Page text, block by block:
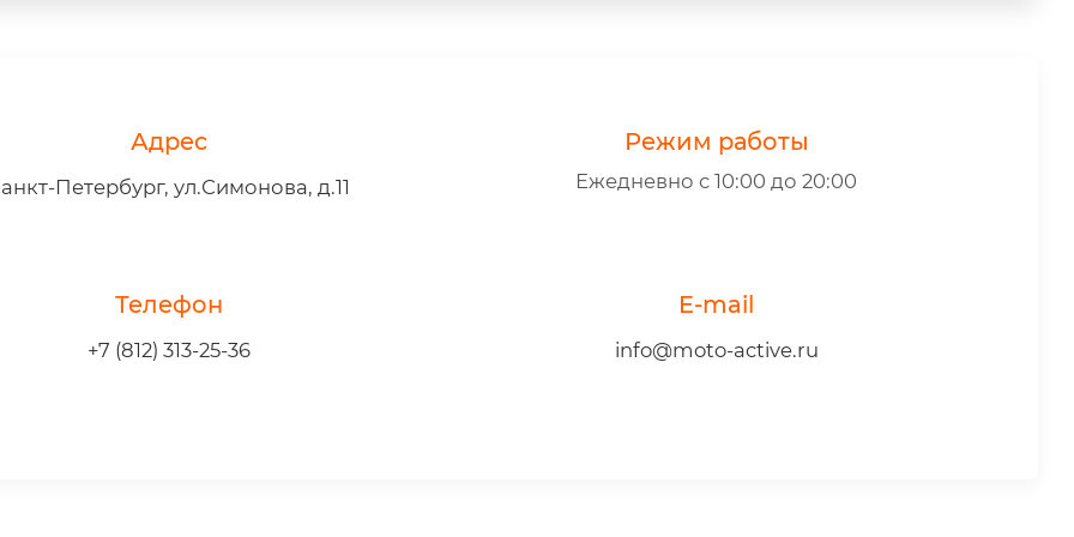
Адрес
Петербург, ул.Симонова, д.11
Режим работы
Ежедневно с 10:00 до 20:00
Телефон
+7 (812) 313-25-36
E-mail
info@moto-active.ru